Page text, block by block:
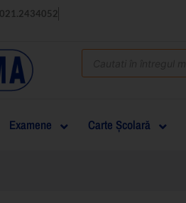
021.2434052
Examene Carte Şcolară